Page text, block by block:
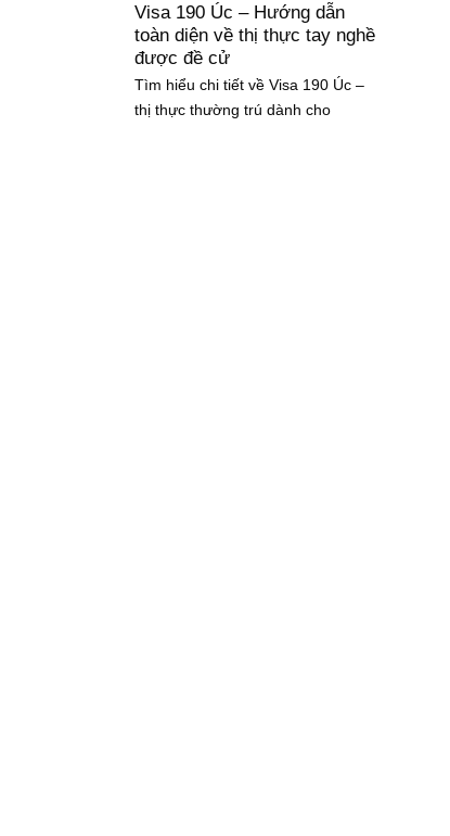
Visa 190 Úc – Hướng dẫn
toàn diện về thị thực tay nghề
được đề cử
Tìm hiểu chi tiết về Visa 190 Úc –
thị thực thường trú dành cho